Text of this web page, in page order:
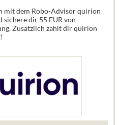
mit dem Robo-Advisor quirion
sichere dir 55 EUR von
Zusätzlich zahlt dir quirion